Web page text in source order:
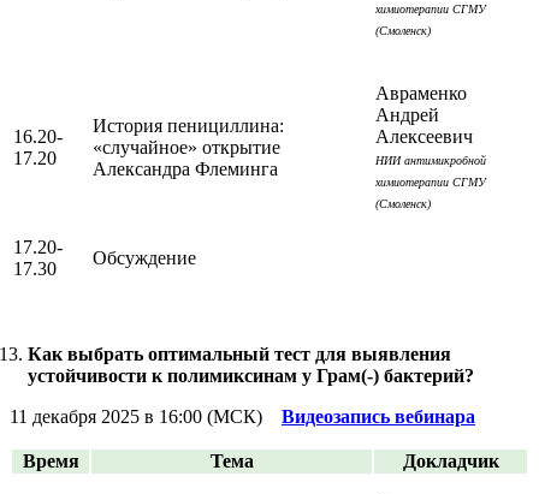
химиотерапии СГМУ
(Смоленск)
16.20-
17.20
История пенициллина:
«случайное» открытие
Александра Флеминга
Авраменко
Андрей
Алексеевич
НИИ антимикробной
химиотерапии СГМУ
(Смоленск)
17.20-
17.30
Обсуждение
Как выбрать оптимальный тест для выявления
устойчивости к полимиксинам у Грам(-) бактерий?
11 декабря 2025 в 16:00 (МСК) Видеозапись вебинара
Время Тема Докладчик